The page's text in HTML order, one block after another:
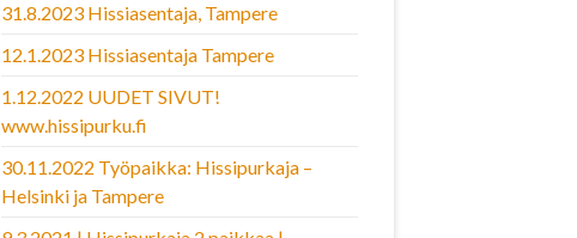
31.8.2023 Hissiasentaja, Tampere
12.1.2023 Hissiasentaja Tampere
1.12.2022 UUDET SIVUT!
www.hissipurku.fi
30.11.2022 Työpaikka: Hissipurkaja –
Helsinki ja Tampere